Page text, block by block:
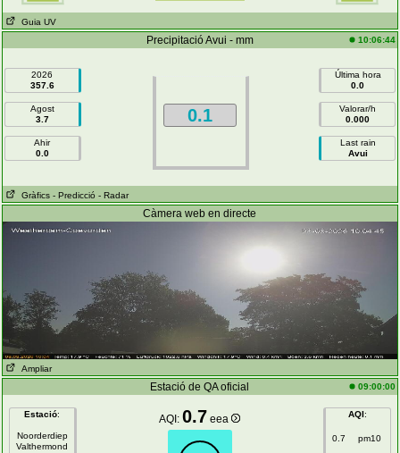
Guia UV
Precipitació Avui - mm 10:06:44
2026
357.6
Agost
3.7
Ahir
0.0
0.1
Última hora
0.0
Valorar/h
0.000
Last rain
Avui
Gràfics - Predicció - Radar
Càmera web en directe
Ampliar
Estació de QA oficial 09:00:00
Estació:
Noorderdiep
Valthermond
AQI:0.7 eea AQI:
0.7 pm10